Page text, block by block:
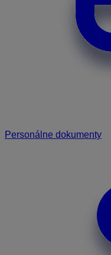
Personálne dokumenty